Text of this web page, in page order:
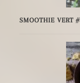
SMOOTHIE VERT